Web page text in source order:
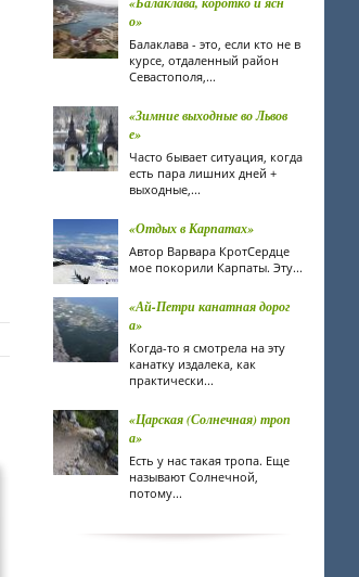
о»
Балаклава - это, если кто не в
курсе, отдаленный район
Севастополя,...
«Зимние выходные во Львов
е»
Часто бывает ситуация, когда
есть пара лишних дней +
выходные,...
«Отдых в Карпатах»
Автор Варвара КротCердце
мое покорили Карпаты. Эту...
«Ай-Петри канатная дорог
а»
Когда-то я смотрела на эту
канатку издалека, как
практически...
«Царская (Солнечная) троп
а»
Есть у нас такая тропа. Еще
называют Солнечной,
потому...